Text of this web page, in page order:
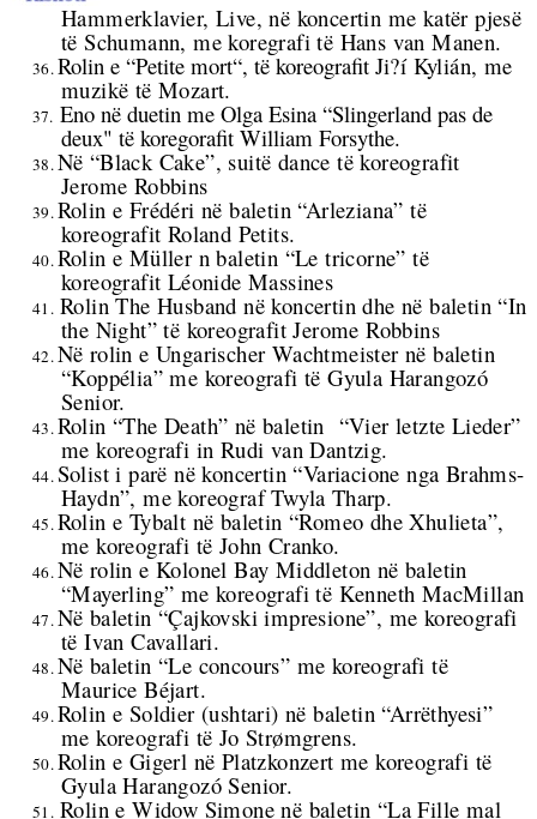
Hammerklavier, Live, në koncertin me katër pjesë
të Schumann, me koregrafi të Hans van Manen.
36.Rolin e “Petite mort“, të koreografit Ji?í Kylián, me
muzikë të Mozart.
37. Eno në duetin me Olga Esina “Slingerland pas de
deux" të koregorafit William Forsythe.
38.Në “Black Cake”, suitë dance të koreografit
Jerome Robbins
39.Rolin e Frédéri në baletin “Arleziana” të
koreografit Roland Petits.
40.Rolin e Müller n baletin “Le tricorne” të
koreografit Léonide Massines
41. Rolin The Husband në koncertin dhe në baletin “In
the Night” të koreografit Jerome Robbins
42.Në rolin e Ungarischer Wachtmeister në baletin
“Koppélia” me koreografi të Gyula Harangozó
Senior.
43.Rolin “The Death” në baletin “Vier letzte Lieder”
me koreografi in Rudi van Dantzig.
44.Solist i parë në koncertin “Variacione nga Brahms-
Haydn”, me koreograf Twyla Tharp.
45.Rolin e Tybalt në baletin “Romeo dhe Xhulieta”,
me koreografi të John Cranko.
46.Në rolin e Kolonel Bay Middleton në baletin
“Mayerling” me koreografi të Kenneth MacMillan
47.Në baletin “Çajkovski impresione”, me koreografi
të Ivan Cavallari.
48.Në baletin “Le concours” me koreografi të
Maurice Béjart.
49.Rolin e Soldier (ushtari) në baletin “Arrëthyesi”
me koreografi të Jo Strømgrens.
50.Rolin e Gigerl në Platzkonzert me koreografi të
Gyula Harangozó Senior.
51. Rolin e Widow Simone në baletin “La Fille mal